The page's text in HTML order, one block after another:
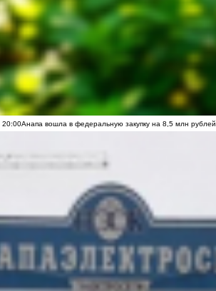
20:00Анапа вошла в федеральную закупку на 8,5 млн рублей